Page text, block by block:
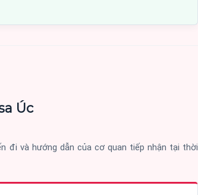
Úc
đi và hướng dẫn của cơ quan tiếp nhận tại thời